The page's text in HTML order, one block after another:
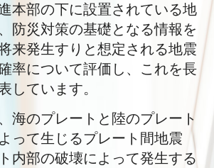
本部の下に設置されている地
防災対策の基礎となる情報を
来発生すりと想定される地震
率について評価し、これを長
しています。
海のプレートと陸のプレート
って生じるプレート間地震
内部の破壊によって発生する